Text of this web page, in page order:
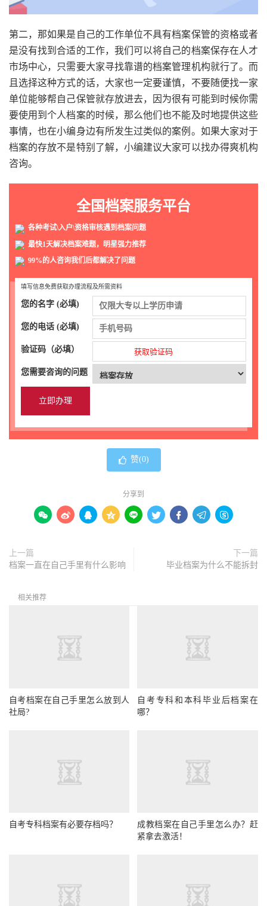
第二，那如果是自己的工作单位不具有档案保管的资格或者
是没有找到合适的工作，我们可以将自己的档案保存在人才
市场中心，只需要大家寻找靠谱的档案管理机构就行了。而
且选择这种方式的话，大家也一定要谨慎，不要随便找一家
单位能够帮自己保管就存放进去，因为很有可能到时候你需
要使用到个人档案的时候，那么他们也不能及时地提供这些
事情，也在小编身边有所发生过类似的案例。如果大家对于
档案的存放不是特别了解，小编建议大家可以找办得爽机构
咨询。
全国档案服务平台
各种考试\入户\资格审核遇到档案问题
最快1天解决档案难题，明星强力推荐
99%的人咨询我们后都解决了问题
填写信息免费获取办理流程及所需资料
您的名字 (必填)
您的电话 (必填)
验证码（必填） 获取验证码
您需要咨询的问题
赞(0)
分享到
        
上一篇
档案一直在自己手里有什么影响
下一篇
毕业档案为什么不能拆封
相关推荐
自考档案在自己手里怎么放到人
社局?
自考专科和本科毕业后档案在
哪？
自考专科档案有必要存档吗？
成教档案在自己手里怎么办？赶
紧拿去激活！